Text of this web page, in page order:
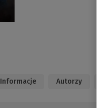
Informacje Autorzy